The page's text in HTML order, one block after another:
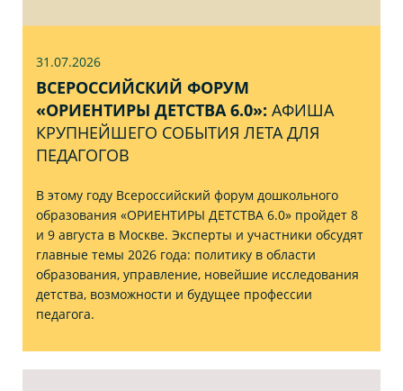
31.07.2026
ВСЕРОССИЙСКИЙ ФОРУМ
«ОРИЕНТИРЫ ДЕТСТВА 6.0»: АФИША
КРУПНЕЙШЕГО СОБЫТИЯ ЛЕТА ДЛЯ
ПЕДАГОГОВ
В этому году Всероссийский форум дошкольного
образования «ОРИЕНТИРЫ ДЕТСТВА 6.0» пройдет 8
и 9 августа в Москве. Эксперты и участники обсудят
главные темы 2026 года: политику в области
образования, управление, новейшие исследования
детства, возможности и будущее профессии
педагога.